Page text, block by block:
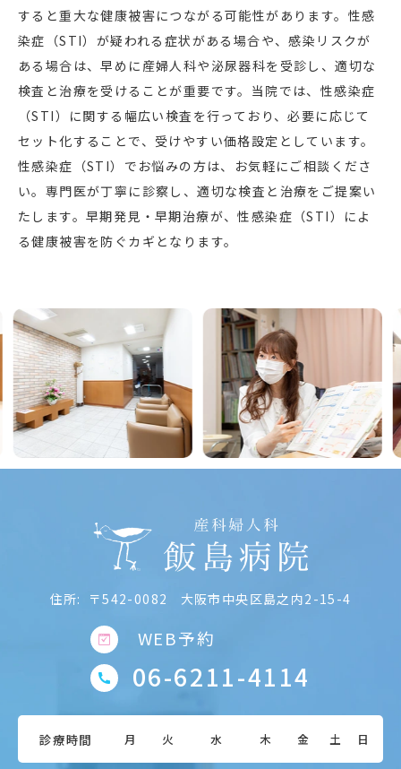
すると重大な健康被害につながる可能性があります。性感
染症（STI）が疑われる症状がある場合や、感染リスクが
ある場合は、早めに産婦人科や泌尿器科を受診し、適切な
検査と治療を受けることが重要です。当院では、性感染症
（STI）に関する幅広い検査を行っており、必要に応じて
セット化することで、受けやすい価格設定としています。
性感染症（STI）でお悩みの方は、お気軽にご相談くださ
い。専門医が丁寧に診察し、適切な検査と治療をご提案い
たします。早期発見・早期治療が、性感染症（STI）によ
る健康被害を防ぐカギとなります。
Previous
住所: 〒542-0082 大阪市中央区島之内2-15-4
WEB予約
06-6211-4114
診療時間 月 火 水 木 金 土 日